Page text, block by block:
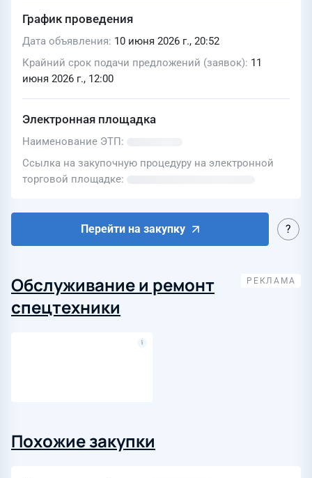
График проведения
Дата объявления 10 июня 2026 г., 20:52
Крайний срок подачи предложений (заявок) 11
июня 2026 г., 12:00
Электронная площадка
Наименование ЭТП
Ссылка на закупочную процедуру на электронной
торговой площадке
Перейти на закупку
Обслуживание и ремонт
спецтехники
Похожие закупки